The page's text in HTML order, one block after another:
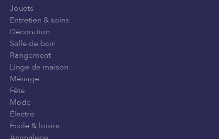
Jouets
Entretien & soins
Décoration
Salle de bain
Rangement
Linge de maison
Ménage
Fête
Mode
Électro
École & loisirs